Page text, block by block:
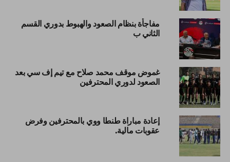
مفاجأة بنظام الصعود والهبوط بدوري القسم
الثاني ب
غموض موقف محمد صلاح مع تيم إف سي بعد
الصعود لدوري المحترفين
إعادة مباراة طنطا ووي بالمحترفين وفرض
عقوبات مالية.